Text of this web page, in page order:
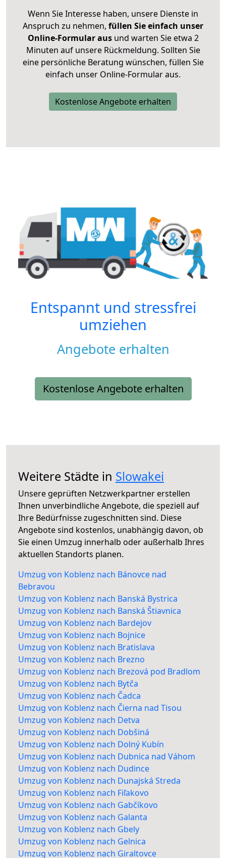
Wenn Sie Interesse haben, unsere Dienste in
Anspruch zu nehmen, füllen Sie einfach unser
Online-Formular ausund warten Sie etwa 2
Minuten auf unsere Rückmeldung. Sollten Sie
eine persönliche Beratung wünschen, füllen Sie
einfach unser Online-Formular aus.
Kostenlose Angebote erhalten
Entspannt und stressfrei
umziehen
Angebote erhalten
Kostenlose Angebote erhalten
Weitere Städte in Slowakei
Unsere geprüften Netzwerkpartner erstellen
Ihnen unverbindliche Angebote, die speziell auf
Ihre Bedürfnisse zugeschnitten sind. Diese
Angebote sind kostenlos, unabhängig davon, ob
Sie einen Umzug innerhalb oder außerhalb Ihres
aktuellen Standorts planen.
Umzug von Koblenz nach Bánovce nad
Bebravou
Umzug von Koblenz nach Banská Bystrica
Umzug von Koblenz nach Banská Štiavnica
Umzug von Koblenz nach Bardejov
Umzug von Koblenz nach Bojnice
Umzug von Koblenz nach Bratislava
Umzug von Koblenz nach Brezno
Umzug von Koblenz nach Brezová pod Bradlom
Umzug von Koblenz nach Bytča
Umzug von Koblenz nach Čadca
Umzug von Koblenz nach Čierna nad Tisou
Umzug von Koblenz nach Detva
Umzug von Koblenz nach Dobšiná
Umzug von Koblenz nach Dolný Kubín
Umzug von Koblenz nach Dubnica nad Váhom
Umzug von Koblenz nach Dudince
Umzug von Koblenz nach Dunajská Streda
Umzug von Koblenz nach Fiľakovo
Umzug von Koblenz nach Gabčíkovo
Umzug von Koblenz nach Galanta
Umzug von Koblenz nach Gbely
Umzug von Koblenz nach Gelnica
Umzug von Koblenz nach Giraltovce